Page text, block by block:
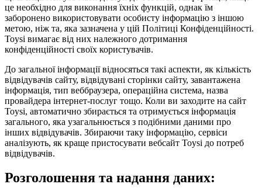
це необхідно для виконання їхніх функцій, однак їм
заборонено використовувати особисту інформацію з іншою
метою, ніж та, яка зазначена у цій Політиці Конфіденційності.
Toysi вимагає від них належного дотримання
конфіденційності своїх користувачів.
До загальної інформації відносяться такі аспекти, як кількість
відвідувачів сайту, відвідувані сторінки сайту, завантажена
інформація, тип веббраузера, операційна система, назва
провайдера інтернет-послуг тощо. Коли ви заходите на сайт
Toysi, автоматично збирається та отримується інформація
загального, яка узагальнюється з подібними даними про
інших відвідувачів. Збираючи таку інформацію, сервіси
аналізують, як краще пристосувати вебсайт Toysi до потреб
відвідувачів.
Розголошення та надання даних: